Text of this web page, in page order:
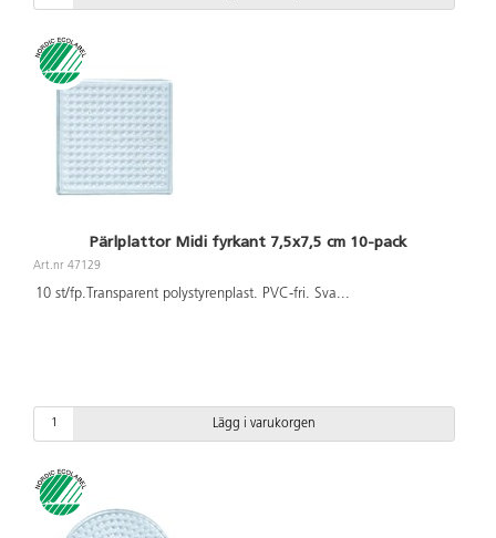
Pärlplattor Midi fyrkant 7,5x7,5 cm 10-pack
Art.nr 47129
10 st/fp.Transparent polystyrenplast. PVC-fri. Sva...
Lägg i varukorgen